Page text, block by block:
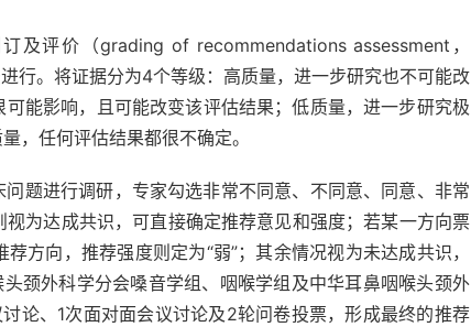
及评价（grading of recommendations assessment，
。将证据分为4个等级：高质量，进一步研究也不可能改
能影响，且可能改变该评估结果；低质量，进一步研究极
，任何评估结果都很不确定。
题进行调研，专家勾选非常不同意、不同意、同意、非常
为达成共识，可直接确定推荐意见和强度；若某一方向票
方向，推荐强度则定为“弱”；其余情况视为未达成共识，
颈外科学分会嗓音学组、咽喉学组及中华耳鼻咽喉头颈外
论、1次面对面会议讨论及2轮问卷投票，形成最终的推荐